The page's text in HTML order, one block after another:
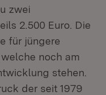
zwei
2.500 Euro. Die
für jüngere
noch am
stehen.
der seit 1979